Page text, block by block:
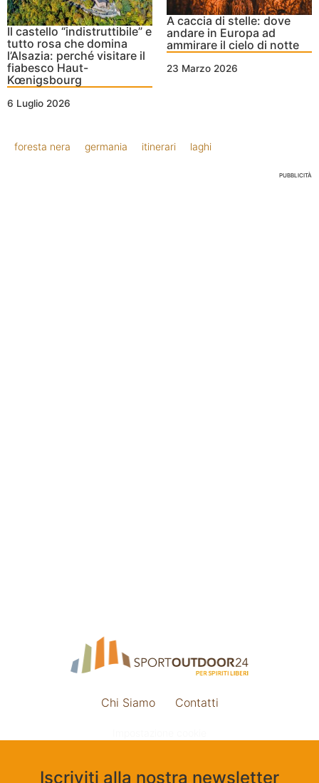
Il castello “indistruttibile” e
tutto rosa che domina
l’Alsazia: perché visitare il
fiabesco Haut-
Kœnigsbourg
6 Luglio 2026
A caccia di stelle: dove
andare in Europa ad
ammirare il cielo di notte
23 Marzo 2026
foresta nera germania itinerari laghi
PUBBLICITÀ
Chi Siamo Contatti
Iscriviti alla nostra newsletter